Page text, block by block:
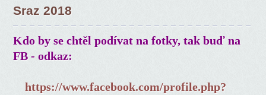
Sraz 2018
Kdo by se chtěl podívat na fotky, tak buď na
FB - odkaz:
https://www.facebook.com/profile.php?